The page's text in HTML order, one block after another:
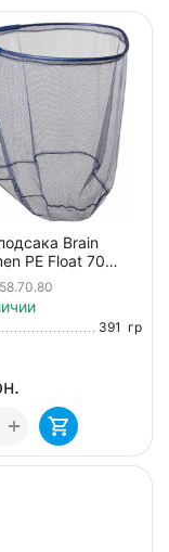
Brain
PE Float 70
391 гр
+